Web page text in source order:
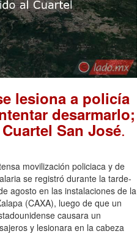
lesiona a policía
desarmarlo;
San José.
movilización policiaca y de
se registró durante la tarde-
agosto en las instalaciones de la
(CAXA), luego de que un
causara un
y lesionara en la cabeza